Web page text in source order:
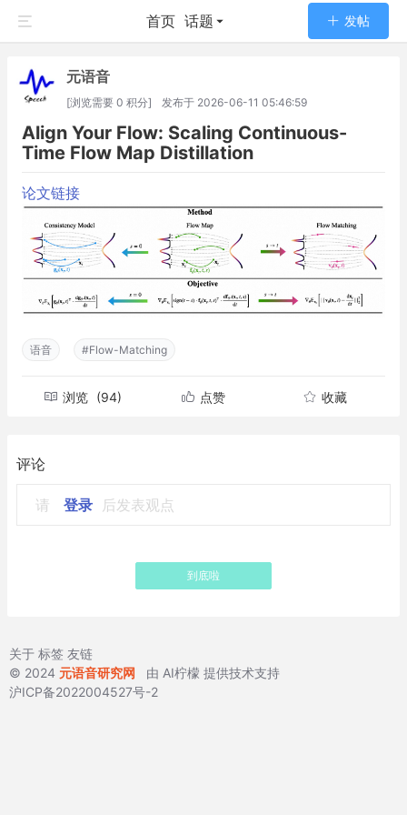
首页 话题 发帖
元语音
[浏览需要 0 积分] 发布于 2026-06-11 05:46:59
Align Your Flow: Scaling Continuous-
Time Flow Map Distillation
论文链接
语音 #Flow-Matching
浏览 (94) 点赞 收藏
评论
请 登录 后发表观点
到底啦
关于 标签 友链
© 2024 元语音研究网 由 AI柠檬 提供技术支持
沪ICP备2022004527号-2